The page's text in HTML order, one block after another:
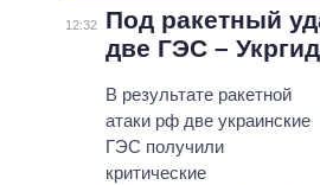
12:32
Под ракетный
две ГЭС –
В результате ракетной
атаки рф две украинские
ГЭС получили
критические